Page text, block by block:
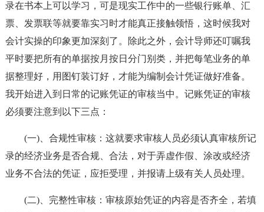
录在书本上可以学习，可是现实工作中的一些银行账单、汇
票、发票联等就要靠实习时才能真正接触领悟，这时候我对
会计实操的印象更加深刻了。除此之外，会计导师还叮嘱我
平时要把所有的单据按月按日分门别类，并把每笔业务的单
据整理好，用图钉装订好，才能为编制会计凭证做好准备。
我开始进入到日常的记账凭证的审核当中。记账凭证的审核
必须要注意到以下三点：
(一)、合规性审核：这就要求审核人员必须认真审核所记
录的经济业务是否合规、合法，对于弄虚作假、涂改或经济
业务不合法的凭证，应拒受理，并报请上级有关人员处理。
(二)、完整性审核：审核原始凭证的内容是否齐全，若填